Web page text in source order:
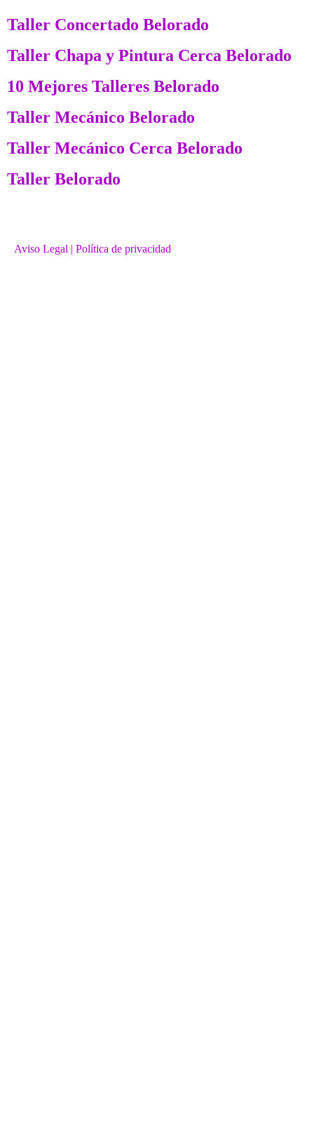
Taller Concertado Belorado
Taller Chapa y Pintura Cerca Belorado
10 Mejores Talleres Belorado
Taller Mecánico Belorado
Taller Mecánico Cerca Belorado
Taller Belorado
Aviso Legal | Política de privacidad